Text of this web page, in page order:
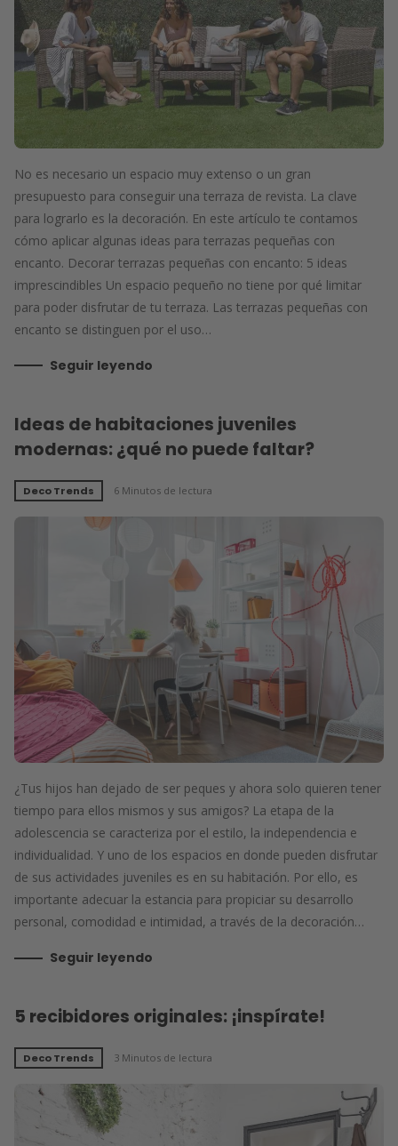
No es necesario un espacio muy extenso o un gran
presupuesto para conseguir una terraza de revista. La clave
para lograrlo es la decoración. En este artículo te contamos
cómo aplicar algunas ideas para terrazas pequeñas con
encanto. Decorar terrazas pequeñas con encanto: 5 ideas
imprescindibles Un espacio pequeño no tiene por qué limitar
para poder disfrutar de tu terraza. Las terrazas pequeñas con
encanto se distinguen por el uso…
Seguir leyendo
Ideas de habitaciones juveniles
modernas: ¿qué no puede faltar?
Deco Trends 6 Minutos de lectura
¿Tus hijos han dejado de ser peques y ahora solo quieren tener
tiempo para ellos mismos y sus amigos? La etapa de la
adolescencia se caracteriza por el estilo, la independencia e
individualidad. Y uno de los espacios en donde pueden disfrutar
de sus actividades juveniles es en su habitación. Por ello, es
importante adecuar la estancia para propiciar su desarrollo
personal, comodidad e intimidad, a través de la decoración…
Seguir leyendo
5 recibidores originales: ¡inspírate!
Deco Trends 3 Minutos de lectura